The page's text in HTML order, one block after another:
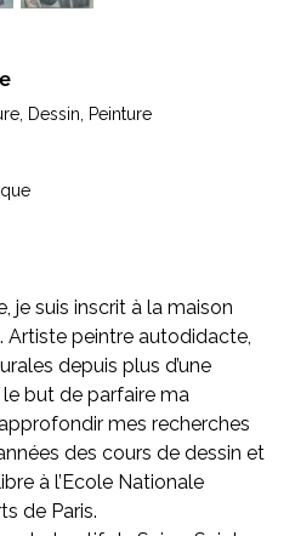
Dessin, Peinture
je suis inscrit à la maison
Artiste peintre autodidacte,
depuis plus d’une
le but de parfaire ma
mes recherches
des cours de dessin et
à l’Ecole Nationale
de Paris.